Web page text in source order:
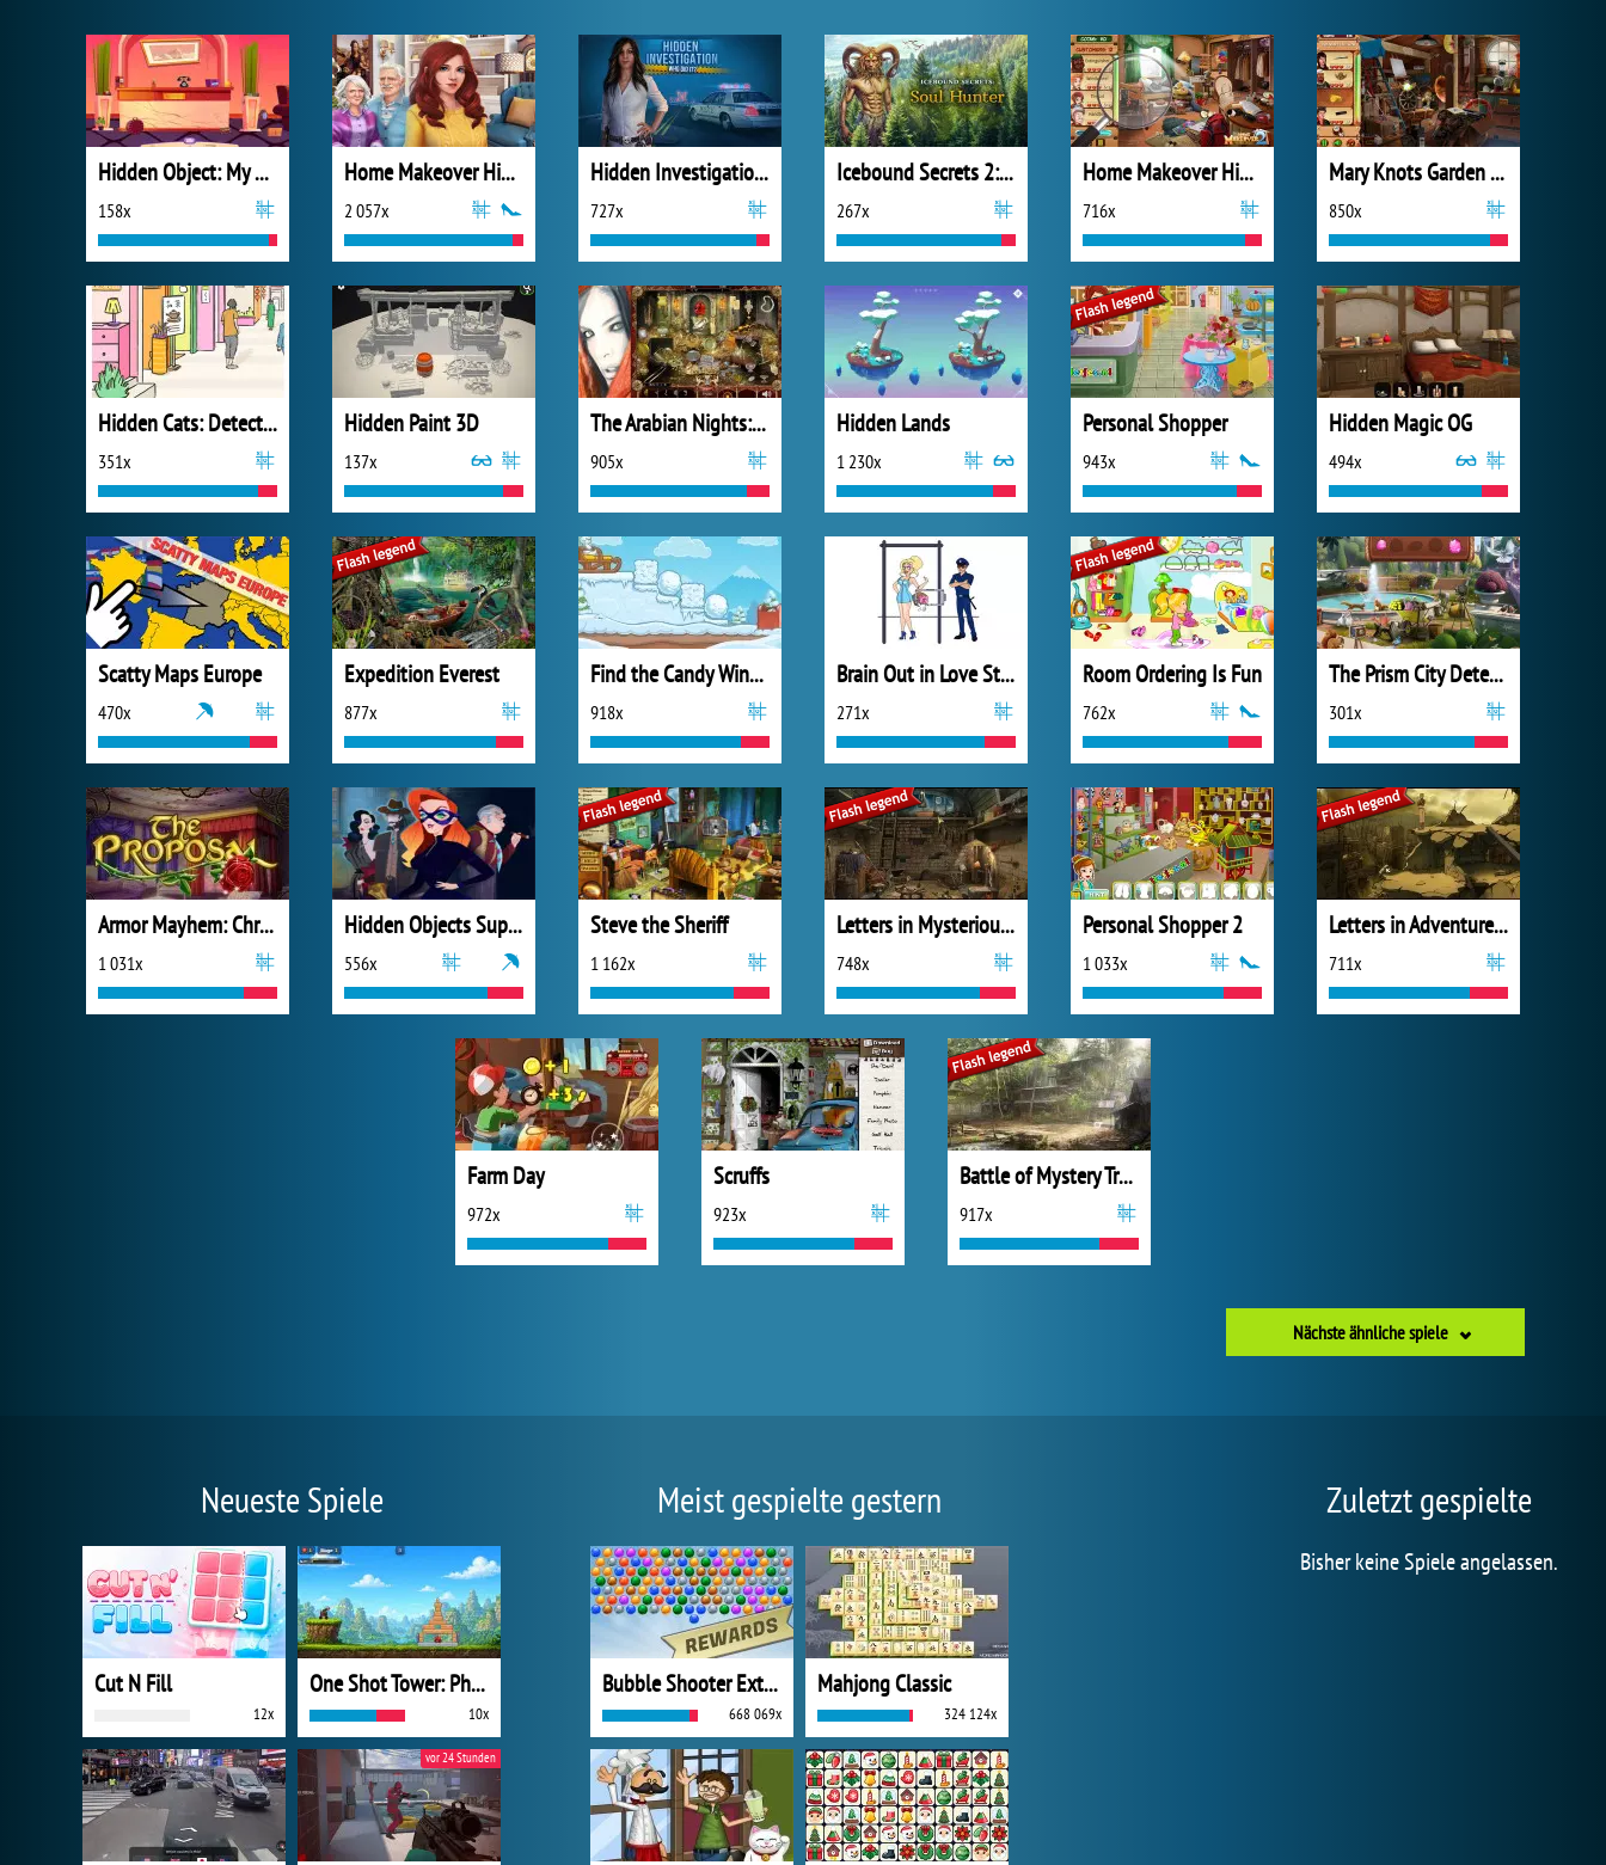
Hidden Object: My Hotel
158x
Home Makeover Hidden Object
2 057x
Hidden Investigation: Who Did It?
727x
Icebound Secrets 2: Soul Hunter
267x
Home Makeover Hidden Object 2
716x
Mary Knots Garden Wedding Hidden Object
850x
Hidden Cats: Detective Agency
351x
Hidden Paint 3D
137x
The Arabian Nights: Sindibad the Voyager
905x
Hidden Lands
1 230x
Personal Shopper
943x
Hidden Magic OG
494x
Scatty Maps Europe
470x
Expedition Everest
877x
Find the Candy Winter
918x
Brain Out in Love Story
271x
Room Ordering Is Fun
762x
The Prism City Detective
301x
Armor Mayhem: Chronicles
1 031x
Hidden Objects Superthief
556x
Steve the Sheriff
1 162x
Letters in Mysterious Treasure
748x
Personal Shopper 2
1 033x
Letters in Adventure Places
711x
Farm Day
972x
Scruffs
923x
Battle of Mystery Treasure
917x
Nächste ähnliche spiele
Neueste Spiele
Cut N Fill
12x
One Shot Tower: Physics Destroyer
10x
vor 24 Stunden
Meist gespielte gestern
Bubble Shooter Extreme
668 069x
Mahjong Classic
324 124x
Zuletzt gespielte
Bisher keine Spiele angelassen.